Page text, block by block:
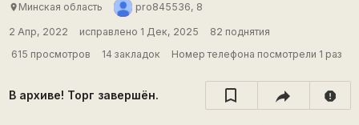
place Минская область pro845536, 8
2 Апр, 2022 исправлено 1 Дек, 2025
82 поднятия
615 просмотров
14 закладок Номер телефона посмотрели 1 раз
В архиве! Торг завершён. report